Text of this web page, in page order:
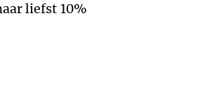
liefst 10%